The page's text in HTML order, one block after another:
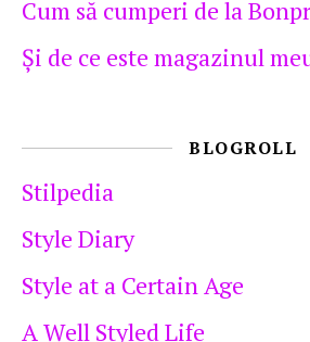
Cum să cumperi de la
Şi de ce este magazinul
BLOGROLL
Stilpedia
Style Diary
Style at a Certain Age
A Well Styled Life